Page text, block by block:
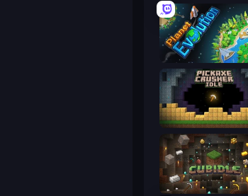
Pickaxe Crusher Idle
Cubidle